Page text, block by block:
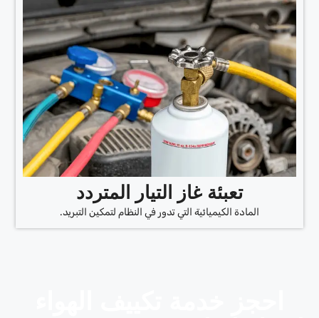
تعبئة غاز التيار المتردد
المادة الكيميائية التي تدور في النظام لتمكين التبريد.